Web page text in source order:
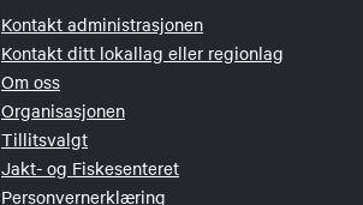
Kontakt administrasjonen
Kontakt ditt lokallag eller regionlag
Om oss
Organisasjonen
Tillitsvalgt
Jakt- og Fiskesenteret
Personvernerklæring